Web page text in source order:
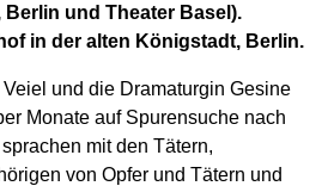
Berlin und Theater Basel).
in der alten Königstadt, Berlin.
und die Dramaturgin Gesine
Monate auf Spurensuche nach
mit den Tätern,
von Opfer und Tätern und